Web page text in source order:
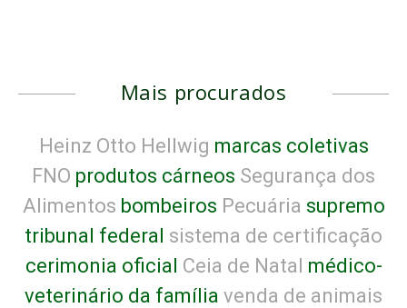
Mais procurados
Heinz Otto Hellwig marcas coletivas
FNO produtos cárneos Segurança dos
Alimentos bombeiros Pecuária supremo
tribunal federal sistema de certificação
cerimonia oficial Ceia de Natal médico-
veterinário da família venda de animais